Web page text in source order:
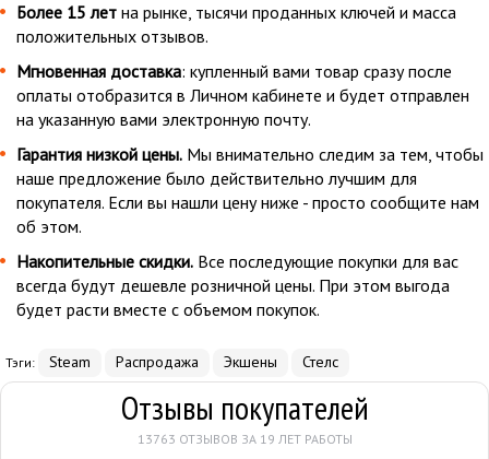
Более 15 лет на рынке, тысячи проданных ключей и масса
положительных отзывов.
Мгновенная доставка: купленный вами товар сразу после
оплаты отобразится в Личном кабинете и будет отправлен
на указанную вами электронную почту.
Гарантия низкой цены. Мы внимательно следим за тем, чтобы
наше предложение было действительно лучшим для
покупателя. Если вы нашли цену ниже - просто сообщите нам
об этом.
Накопительные скидки. Все последующие покупки для вас
всегда будут дешевле розничной цены. При этом выгода
будет расти вместе с объемом покупок.
Тэги: Steam Распродажа Экшены Стелс
Отзывы покупателей
13763 ОТЗЫВОВ ЗА 19 ЛЕТ РАБОТЫ